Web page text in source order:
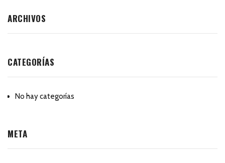
ARCHIVOS
CATEGORÍAS
No hay categorías
META